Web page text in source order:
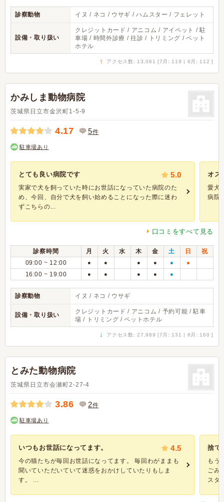
診察動物 イヌ / ネコ / ウサギ / ハムスター / フェレット
設備・取り扱い
クレジットカード / アニコム / アイペット / 駐
車場 / 時間外診療 / 往診 / トリミング / ペット
ホテル
↑ アクセス数: 13,061 [7月: 119 | 6月: 112 ]
かみしま動物病院
茨城県日立市金沢町1-5-9
4.17 5件
駐車場あり
とても良い病院です 5.0
実家で犬を飼っていた時にお世話になっていた病院のた
め、今回、自分で犬を飼い始めることになった際に迷わ
ずこちらの...
オス
愛犬
病院
口コミをすべて見る
診察時間 月 火 水 木 金 土 日
祝
09:00 ~ 12:00
● ● ● ● ● ●
16:00 ~ 19:00 ● ● ● ● ●
診察動物 イヌ / ネコ / ウサギ
設備・取り扱い
クレジットカード / アニコム / 予約可能 / 駐車
場 / トリミング / ペットホテル
↓ アクセス数: 27,989 [7月: 131 | 6月: 160 ]
とみた動物病院
茨城県日立市会瀬町2-27-4
3.86 2件
駐車場あり
いつもお世話になってます。 4.5
今の猫たちが毎回お世話になってます。 毎回わがままも
聞いていただいていて迷惑をおかけしていたりもしま
す。 ...
捨て
もう
ごみ
スタ